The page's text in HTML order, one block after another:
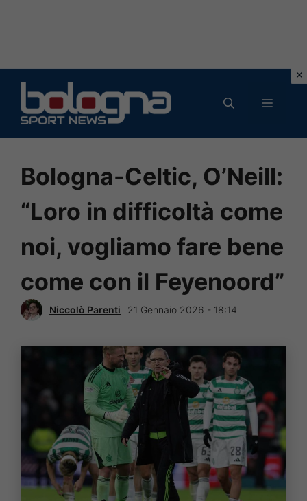
contenuto
MENU
Bologna-Celtic, O’Neill:
“Loro in difficoltà come
noi, vogliamo fare bene
come con il Feyenoord”
Niccolò Parenti 21 Gennaio 2026 - 18:14